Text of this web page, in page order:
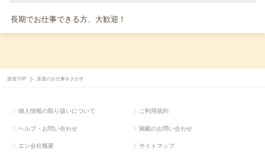
長期でお仕事できる方、大歓迎！
派遣TOP 派遣のお仕事をさがす
個人情報の取り扱いについて ご利用規約
ヘルプ・お問い合わせ 掲載のお問い合わせ
エン会社概要 サイトマップ